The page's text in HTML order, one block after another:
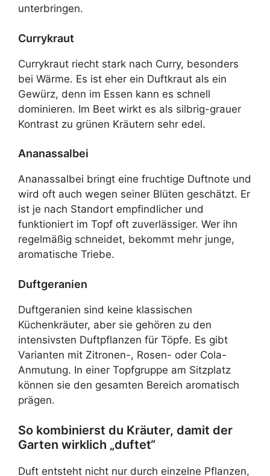
unterbringen.
Currykraut
Currykraut riecht stark nach Curry, besonders
bei Wärme. Es ist eher ein Duftkraut als ein
Gewürz, denn im Essen kann es schnell
dominieren. Im Beet wirkt es als silbrig-grauer
Kontrast zu grünen Kräutern sehr edel.
Ananassalbei
Ananassalbei bringt eine fruchtige Duftnote und
wird oft auch wegen seiner Blüten geschätzt. Er
ist je nach Standort empfindlicher und
funktioniert im Topf oft zuverlässiger. Wer ihn
regelmäßig schneidet, bekommt mehr junge,
aromatische Triebe.
Duftgeranien
Duftgeranien sind keine klassischen
Küchenkräuter, aber sie gehören zu den
intensivsten Duftpflanzen für Töpfe. Es gibt
Varianten mit Zitronen-, Rosen- oder Cola-
Anmutung. In einer Topfgruppe am Sitzplatz
können sie den gesamten Bereich aromatisch
prägen.
So kombinierst du Kräuter, damit der
Garten wirklich „duftet“
Duft entsteht nicht nur durch einzelne Pflanzen,